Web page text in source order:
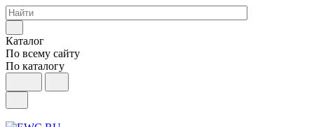
Каталог
По всему сайту
По каталогу